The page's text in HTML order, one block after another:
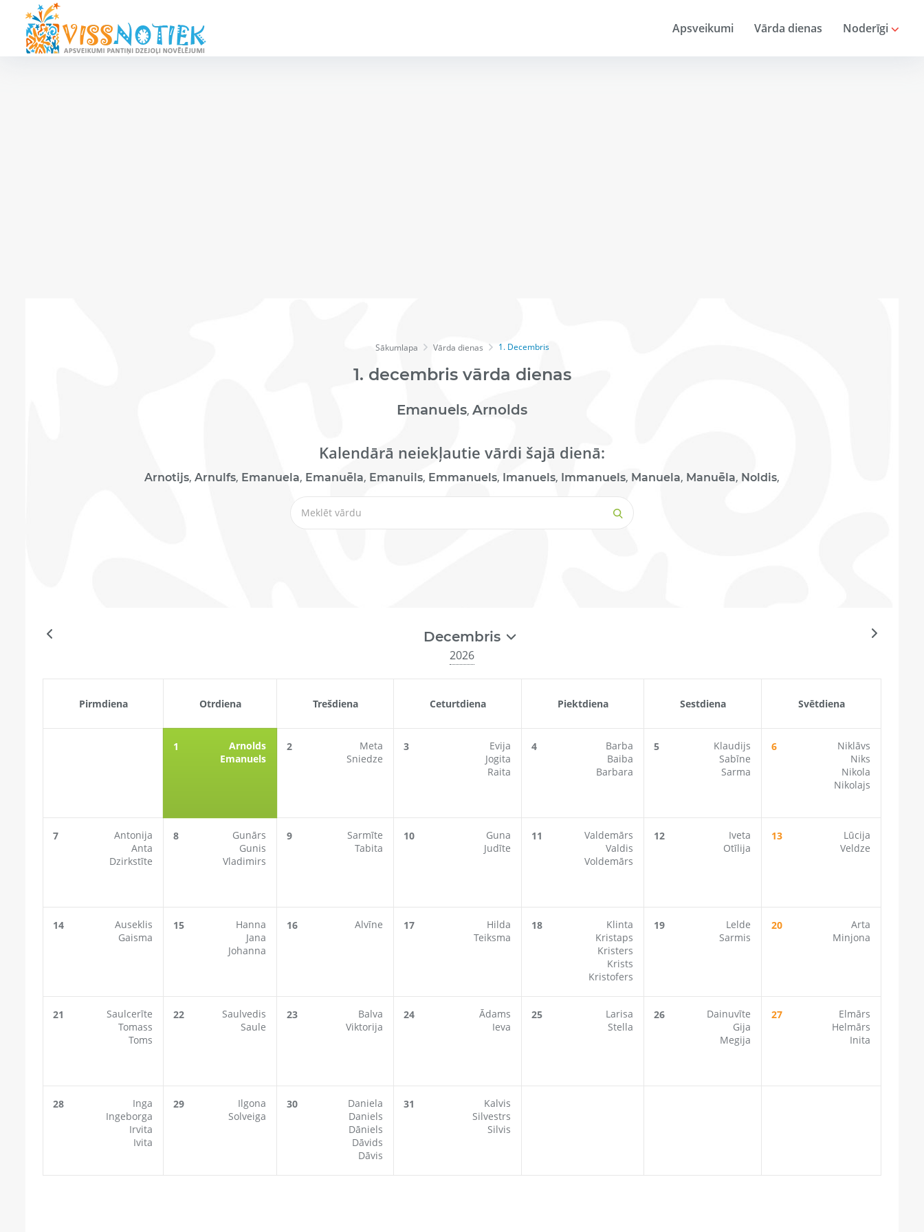
Apsveikumi Vārda dienas Noderīgi
Sākumlapa Vārda dienas 1. Decembris
1. decembrisvārda dienas
Emanuels, Arnolds
Kalendārā neiekļautie vārdi šajā dienā:
Arnotijs, Arnulfs, Emanuela, Emanuēla, Emanuils, Emmanuels, Imanuels, Immanuels, Manuela, Manuēla, Noldis,
Decembris
2026
Pirmdiena Otrdiena Trešdiena Ceturtdiena Piektdiena Sestdiena Svētdiena
1
Arnolds
Emanuels
2
Meta
Sniedze
3
Evija
Jogita
Raita
4
Barba
Baiba
Barbara
5
Klaudijs
Sabīne
Sarma
6
Niklāvs
Niks
Nikola
Nikolajs
7
Antonija
Anta
Dzirkstīte
8
Gunārs
Gunis
Vladimirs
9
Sarmīte
Tabita
10
Guna
Judīte
11
Valdemārs
Valdis
Voldemārs
12
Iveta
Otīlija
13
Lūcija
Veldze
14
Auseklis
Gaisma
15
Hanna
Jana
Johanna
16 Alvīne 17
Hilda
Teiksma
18
Klinta
Kristaps
Kristers
Krists
Kristofers
19
Lelde
Sarmis
20
Arta
Minjona
21
Saulcerīte
Tomass
Toms
22
Saulvedis
Saule
23
Balva
Viktorija
24
Ādams
Ieva
25
Larisa
Stella
26
Dainuvīte
Gija
Megija
27
Elmārs
Helmārs
Inita
28
Inga
Ingeborga
Irvita
Ivita
29
Ilgona
Solveiga
30
Daniela
Daniels
Dāniels
Dāvids
Dāvis
31
Kalvis
Silvestrs
Silvis